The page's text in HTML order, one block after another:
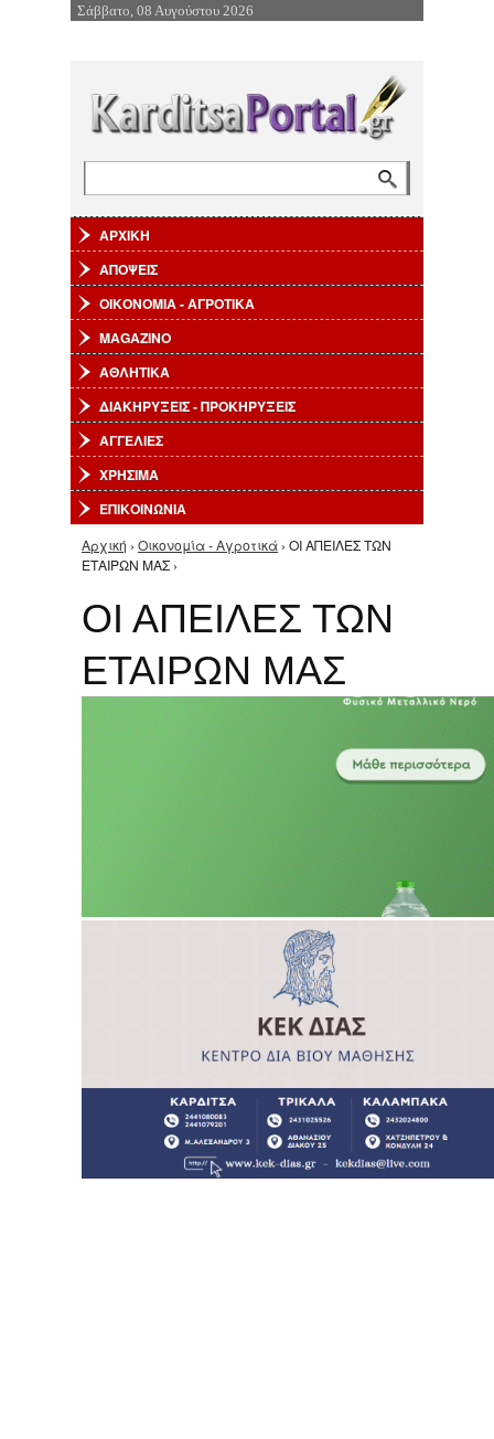
Επιστροφή στην Πλοήγηση
Σάββατο, 08 Αυγούστου 2026
ΑΡΧΙΚΗ
ΑΠΟΨΕΙΣ
ΟΙΚΟΝΟΜΙΑ - ΑΓΡΟΤΙΚΑ
MAGAZINO
ΑΘΛΗΤΙΚΑ
ΔΙΑΚΗΡΥΞΕΙΣ - ΠΡΟΚΗΡΥΞΕΙΣ
ΑΓΓΕΛΙΕΣ
ΧΡΗΣΙΜΑ
ΕΠΙΚΟΙΝΩΝΙΑ
Είστε εδώ
Αρχική › Οικονομία - Αγροτικά › ΟΙ ΑΠΕΙΛΕΣ ΤΩΝ
ΕΤΑΙΡΩΝ ΜΑΣ ›
ΟΙ ΑΠΕΙΛΕΣ ΤΩΝ
ΕΤΑΙΡΩΝ ΜΑΣ